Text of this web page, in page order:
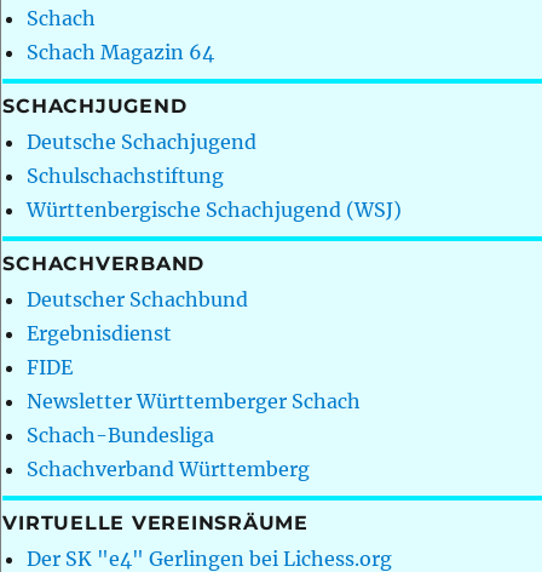
Schach
Schach Magazin 64
SCHACHJUGEND
Deutsche Schachjugend
Schulschachstiftung
Württenbergische Schachjugend (WSJ)
SCHACHVERBAND
Deutscher Schachbund
Ergebnisdienst
FIDE
Newsletter Württemberger Schach
Schach-Bundesliga
Schachverband Württemberg
VIRTUELLE VEREINSRÄUME
Der SK "e4" Gerlingen bei Lichess.org